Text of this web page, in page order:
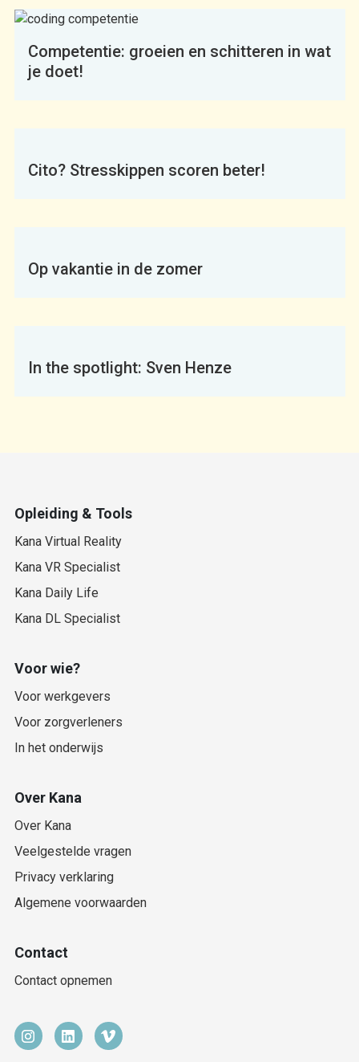
Competentie: groeien en schitteren in wat
je doet!
Cito? Stresskippen scoren beter!
Op vakantie in de zomer
In the spotlight: Sven Henze
Opleiding & Tools
Kana Virtual Reality
Kana VR Specialist
Kana Daily Life
Kana DL Specialist
Voor wie?
Voor werkgevers
Voor zorgverleners
In het onderwijs
Over Kana
Over Kana
Veelgestelde vragen
Privacy verklaring
Algemene voorwaarden
Contact
Contact opnemen